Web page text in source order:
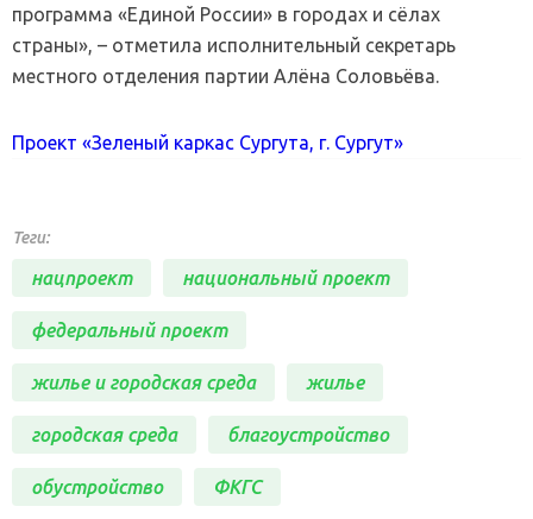
программа «Единой России» в городах и сёлах
страны», – отметила исполнительный секретарь
местного отделения партии Алёна Соловьёва.
Проект «Зеленый каркас Сургута, г. Сургут»
Теги:
нацпроект национальный проект
федеральный проект
жилье и городская среда жилье
городская среда благоустройство
обустройство ФКГС